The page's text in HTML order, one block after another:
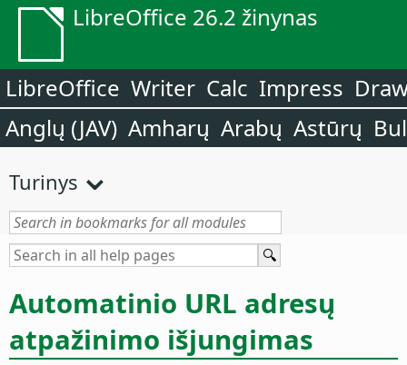
LibreOffice 26.2 žinynas
LibreOffice Writer Calc Impress
Anglų (JAV) Amharų Arabų Astūrų
Turinys
Automatinio URL adresų
atpažinimo išjungimas